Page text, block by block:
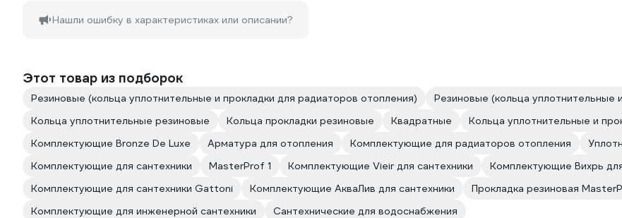
Нашли ошибку в характеристиках или описании?
Этот товар из подборок
Резиновые (кольца уплотнительные и прокладки для радиаторов отопления)
Резиновые (кольца уплотнительные
Кольца уплотнительные резиновые
Кольца прокладки резиновые Квадратные
Кольца уплотнительные и
Комплектующие Bronze De Luxe
Арматура для отопления Комплектующие для радиаторов отопления
Комплектующие для сантехники
MasterProf 1 Комплектующие Vieir для сантехники Комплектующие Вихрь
Комплектующие для сантехники Gattoni
Комплектующие АкваЛив для сантехники Прокладка резиновая
Комплектующие для инженерной сантехники
Сантехнические для водоснабжения